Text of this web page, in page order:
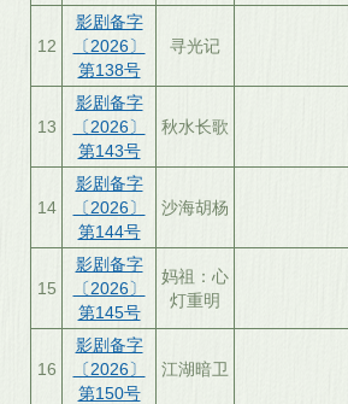
12
影剧备字
〔2026〕
第138号
寻光记
13
影剧备字
〔2026〕
第143号
秋水长歌
14
影剧备字
〔2026〕
第144号
沙海胡杨
15
影剧备字
〔2026〕
第145号
妈祖：心
灯重明
16
影剧备字
〔2026〕
第150号
江湖暗卫